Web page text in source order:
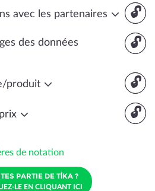
🔓
avec les partenaires
🔓
des données
🔓
produit
🔓
de notation
PARTIE DE TİKA ?
LE EN CLIQUANT ICI